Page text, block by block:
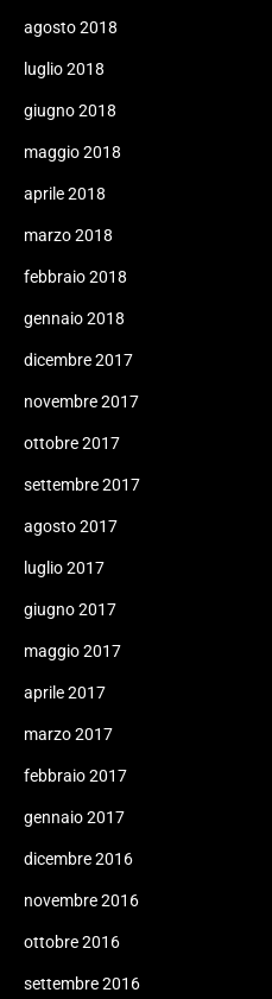
agosto 2018
luglio 2018
giugno 2018
maggio 2018
aprile 2018
marzo 2018
febbraio 2018
gennaio 2018
dicembre 2017
novembre 2017
ottobre 2017
settembre 2017
agosto 2017
luglio 2017
giugno 2017
maggio 2017
aprile 2017
marzo 2017
febbraio 2017
gennaio 2017
dicembre 2016
novembre 2016
ottobre 2016
settembre 2016